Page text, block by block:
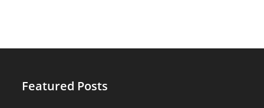
Featured Posts